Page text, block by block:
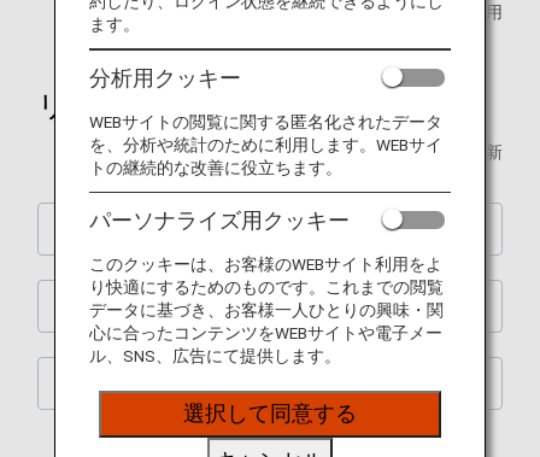
* 2026年5月19日搭乗分から適用
リニューアルポイント
2026年6月16日 更新
1.日本国内線運賃の紹介
2.主な日本国内線運賃のルール
ます。
分析用クッキー
WEBサイトの閲覧に関する匿名化されたデータ
を、分析や統計のために利用します。WEBサイ
トの継続的な改善に役立ちます。
パーソナライズ用クッキー
このクッキーは、お客様のWEBサイト利用をよ
り快適にするためのものです。これまでの閲覧
データに基づき、お客様一人ひとりの興味・関
心に合ったコンテンツをWEBサイトや電子メー
ル、SNS、広告にて提供します。
選択して同意する